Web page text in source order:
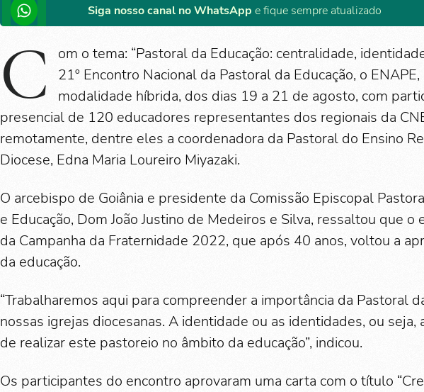
Siga nosso canal no WhatsApp e fique sempre atualizado
C
om o tema: “Pastoral da Educação: centralidade,
21º Encontro Nacional da Pastoral da Educação, o
modalidade híbrida, dos dias 19 a 21 de agosto, com
presencial de 120 educadores representantes dos regionais da
remotamente, dentre eles a coordenadora da Pastoral do Ensino
Diocese, Edna Maria Loureiro Miyazaki.
O arcebispo de Goiânia e presidente da Comissão Episcopal
e Educação, Dom João Justino de Medeiros e Silva, ressaltou que
da Campanha da Fraternidade 2022, que após 40 anos, voltou a
da educação.
“Trabalharemos aqui para compreender a importância da Pastoral
nossas igrejas diocesanas. A identidade ou as identidades, ou seja,
de realizar este pastoreio no âmbito da educação”, indicou.
Os participantes do encontro aprovaram uma carta com o título